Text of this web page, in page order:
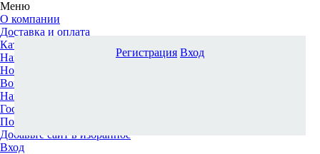
Меню
О компании
Доставка и оплата
Каталог
Наши офисы
Новости и новинки
Вопрос-ответ
Наша команда
Гос. заказчикам
Поставщикам
Добавьте сайт в избранное
Вход
Регистрация Вход